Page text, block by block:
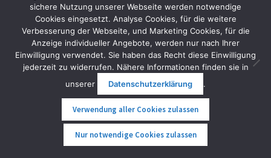
sichere Nutzung unserer Webseite werden notwendige
Cookies eingesetzt. Analyse Cookies, für die weitere
Verbesserung der Webseite, und Marketing Cookies, für die
Anzeige individueller Angebote, werden nur nach Ihrer
Einwilligung verwendet. Sie haben das Recht diese Einwilligung
jederzeit zu widerrufen. Nähere Informationen finden sie in
unserer
Datenschutzerklärung .
Verwendung aller Cookies zulassen
Nur notwendige Cookies zulassen